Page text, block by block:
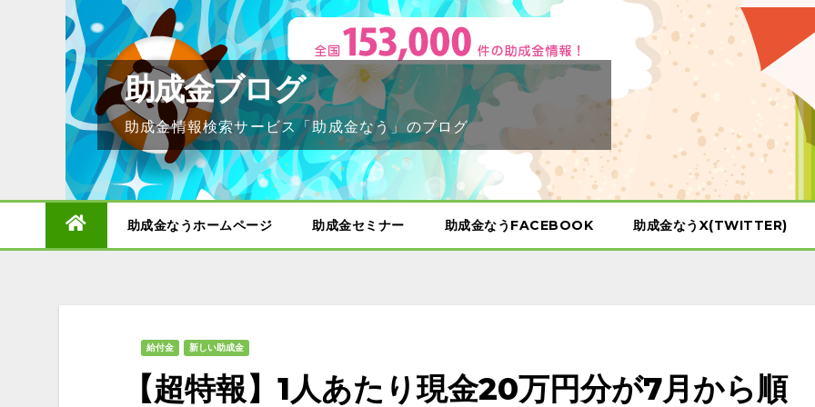
助成金ブログ
助成金情報検索サービス「助成金なう」のブログ
助成金なうホームページ 助成金セミナー 助成金なうFACEBOOK 助成金なうX(TWITTER)
給付金 新しい助成金
【超特報】1人あたり現金20万円分が7月から順